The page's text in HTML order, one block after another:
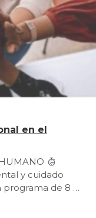
en el
y cuidado
programa de 8 …